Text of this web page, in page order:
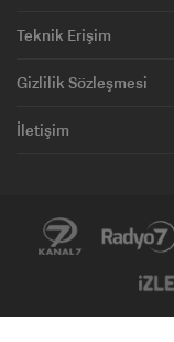
Teknik Erişim
Gizlilik Sözleşmesi
İletişim